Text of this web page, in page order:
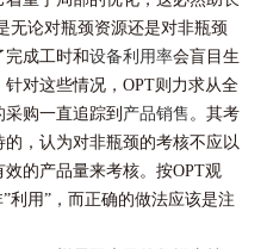
无论对瓶颈资源还是对非瓶颈
完成工时和设备利用率会盲目生
对这些情况，OPT则力求从全
采购一直追踪到 产品销售。其考
，认为对非瓶颈的考核不应以
的产品量来考核。按OPT观
利用”，而正确的做法应该是注